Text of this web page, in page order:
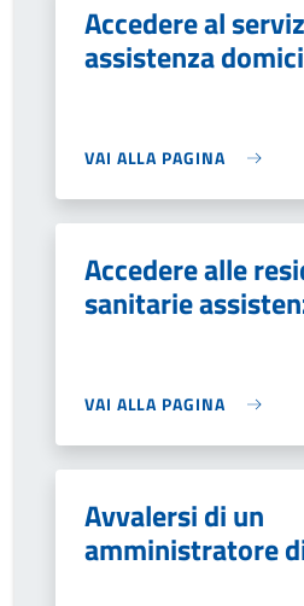
Accedere al
assistenza
VAI ALLA PAGINA
Accedere alle
sanitarie
VAI ALLA PAGINA
Avvalersi di un
amministratore